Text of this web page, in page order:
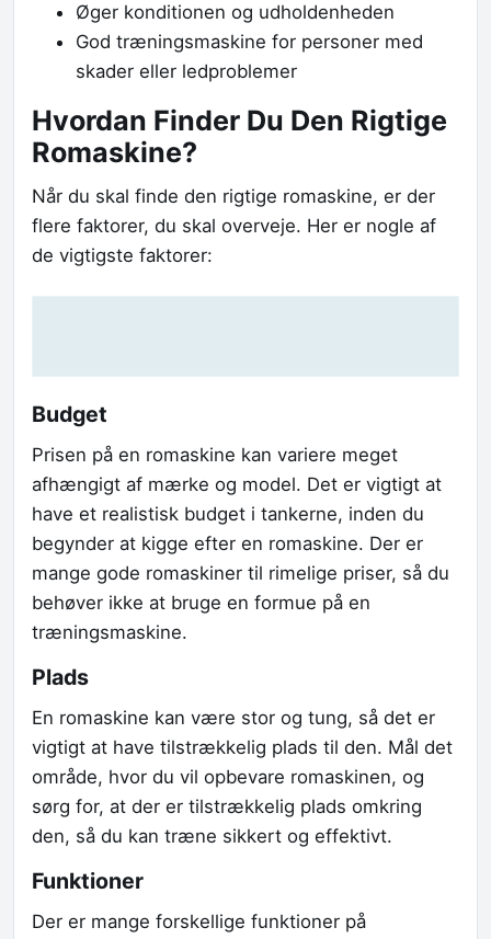
Øger konditionen og udholdenheden
God træningsmaskine for personer med
skader eller ledproblemer
Hvordan Finder Du Den Rigtige
Romaskine?
Når du skal finde den rigtige romaskine, er der
flere faktorer, du skal overveje. Her er nogle af
de vigtigste faktorer:
Budget
Prisen på en romaskine kan variere meget
afhængigt af mærke og model. Det er vigtigt at
have et realistisk budget i tankerne, inden du
begynder at kigge efter en romaskine. Der er
mange gode romaskiner til rimelige priser, så du
behøver ikke at bruge en formue på en
træningsmaskine.
Plads
En romaskine kan være stor og tung, så det er
vigtigt at have tilstrækkelig plads til den. Mål det
område, hvor du vil opbevare romaskinen, og
sørg for, at der er tilstrækkelig plads omkring
den, så du kan træne sikkert og effektivt.
Funktioner
Der er mange forskellige funktioner på